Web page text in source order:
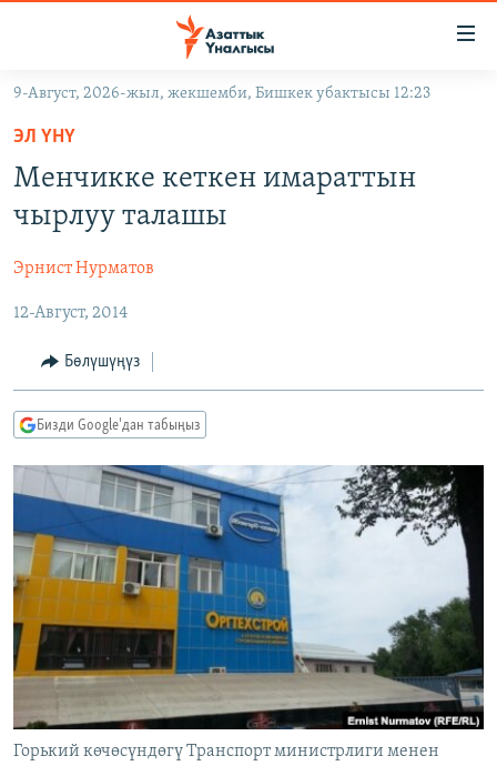
Навигацияга
өтүңүз
Издөөгө
салыңыз
ЭКОНОМИКА
МАДАНИЯТ
БОРБОР АЗИЯ
УКРАИНА
АТАЙЫН ИЛИКТӨӨ
ТВ ПРОГРАММАЛАР
БҮГҮН АЗАТТЫКТА
БИЗ ЖАНА ДҮЙНӨ
ДАНИСТЕ
ЭЖЕ-СИҢДИЛЕР
АЗАТТЫК+
ЫҢГАЙСЫЗ СУРООЛОР
ПОДКАСТ
ӨЗГӨЧӨ ПИКИР
ОНЛАЙН ШЕРИНЕ
ЭЕ/АРнун бардык сайттары
9-Август, 2026-жыл, жекшемби, Бишкек убактысы 12:23
ЭЛ ҮНҮ
Менчикке кеткен имараттын
чырлуу талашы
Эрнист Нурматов
12-Август, 2014
Бөлүшүңүз
Бизди Google'дан табыңыз
Горький көчөсүндөгү Транспорт министрлиги менен